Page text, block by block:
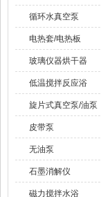
循环水真空泵
电热套/电热板
玻璃仪器烘干器
低温搅拌反应浴
旋片式真空泵/油泵
皮带泵
无油泵
石墨消解仪
磁力搅拌水浴